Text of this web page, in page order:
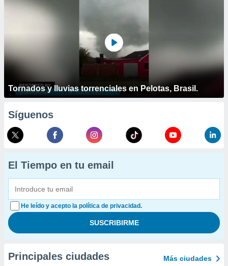
Tornados y lluvias torrenciales en Pelotas, Brasil.
Síguenos
El Tiempo en tu email
He leído y acepto la política de privacidad.
Principales ciudades Más ciudades